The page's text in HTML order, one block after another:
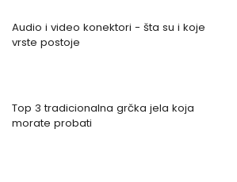
Audio i video konektori - šta su i koje
vrste postoje
Top 3 tradicionalna grčka jela koja
morate probati